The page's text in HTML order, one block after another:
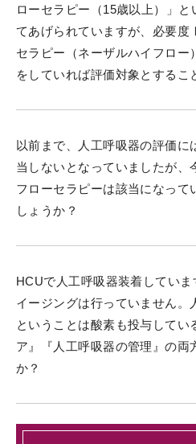
ローセラピー（15歳以上）」
てあげられていますが、必要
セラピー（ネーザルハイフロー
をしていれば評価対象とするこ
以前まで、人工呼吸器の評価に
当しないとなっていましたが、
フローセラピーは該当になって
しょうか？
HCUで人工呼吸器装着してい
イージングは行っていません。
ということは酸素も投与してい
ア』『人工呼吸器の管理』の両
か？